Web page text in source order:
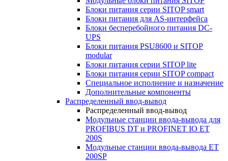
Блоки питания серии SITOP smart
Блоки питания для AS-интерфейса
Блоки бесперебойного питания DC-
UPS
Блоки питания PSU8600 и SITOP
modular
Блоки питания серии SITOP lite
Блоки питания серии SITOP compact
Специальное исполнение и назначение
Дополнительные компоненты
Распределенный ввод-вывод
Распределенный ввод-вывод
Модульные станции ввода-вывода для
PROFIBUS DT и PROFINET IO ET
200S
Модульные станции ввода-вывода ET
200SP